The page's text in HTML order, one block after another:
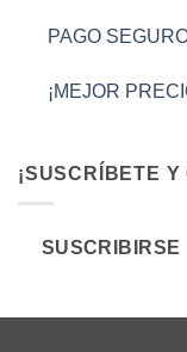
PAGO
¡MEJOR
¡SUSCRÍBETE Y
SUSCRIBIRSE